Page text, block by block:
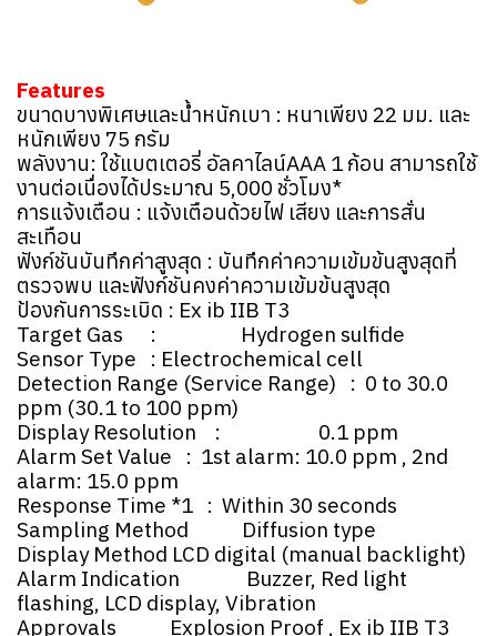
Features
ขนาดบางพิเศษและน้ำหนักเบา : หนาเพียง 22 มม. และ
หนักเพียง 75 กรัม
พลังงาน: ใช้แบตเตอรี่ อัลคาไลน์AAA 1 ก้อน สามารถใช้
งานต่อเนื่องได้ประมาณ 5,000 ชั่วโมง*
การแจ้งเตือน : แจ้งเตือนด้วยไฟ เสียง และการสั่น
สะเทือน
ฟังก์ชันบันทึกค่าสูงสุด : บันทึกค่าความเข้มข้นสูงสุดที่
ตรวจพบ และฟังก์ชันคงค่าความเข้มข้นสูงสุด
ป้องกันการระเบิด : Ex ib IIB T3
Target Gas : Hydrogen sulfide
Sensor Type : Electrochemical cell
Detection Range (Service Range) : 0 to 30.0
ppm (30.1 to 100 ppm)
Display Resolution : 0.1 ppm
Alarm Set Value : 1st alarm: 10.0 ppm , 2nd
alarm: 15.0 ppm
Response Time *1 : Within 30 seconds
Sampling Method Diffusion type
Display Method LCD digital (manual backlight)
Alarm Indication Buzzer, Red light
flashing, LCD display, Vibration
Approvals Explosion Proof , Ex ib IIB T3